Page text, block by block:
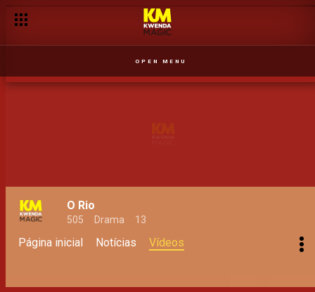
OPEN MENU
O Rio
505 Drama 13
Página inicial Notícias Vídeos